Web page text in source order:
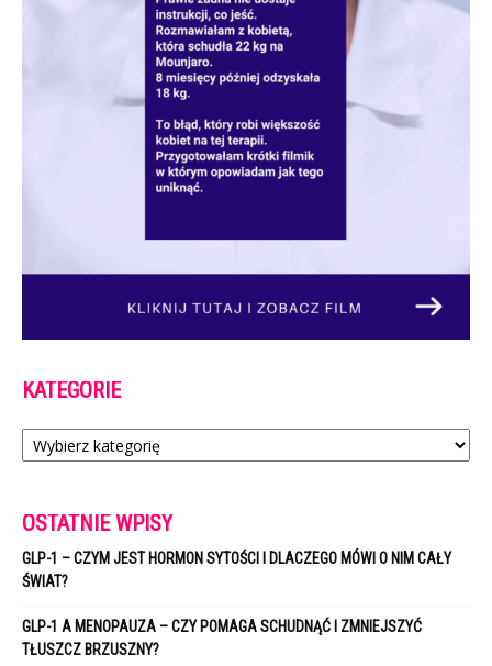
KATEGORIE
Kategorie
OSTATNIE WPISY
GLP-1 – CZYM JEST HORMON SYTOŚCI I DLACZEGO MÓWI O NIM CAŁY
ŚWIAT?
GLP-1 A MENOPAUZA – CZY POMAGA SCHUDNĄĆ I ZMNIEJSZYĆ
TŁUSZCZ BRZUSZNY?